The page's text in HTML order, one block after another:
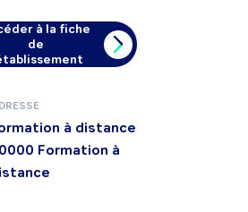
à la fiche
de
à distance
Formation à